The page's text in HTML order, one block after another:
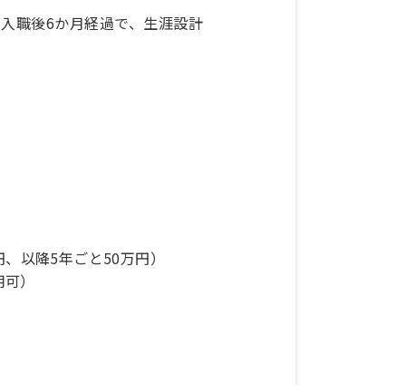
職後6か月経過で、生涯設計
以降5年ごと50万円）
）